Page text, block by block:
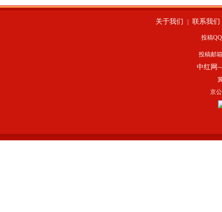
关于我们 联系我们
投稿
投稿邮
中红网
京